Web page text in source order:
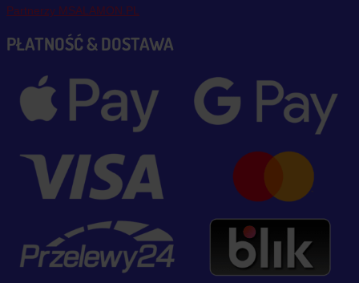
Partnerzy MSALAMON.PL
PŁATNOŚĆ & DOSTAWA